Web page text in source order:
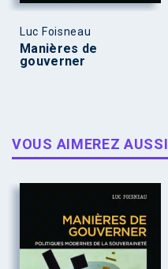
Luc Foisneau
Manières de
gouverner
VOUS AIMEREZ AUSSI